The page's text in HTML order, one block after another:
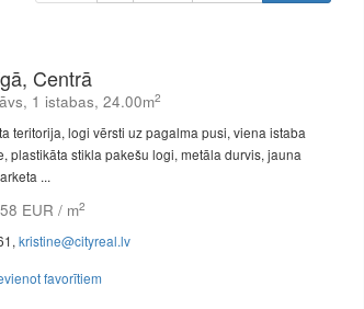
Centrā
1 istabas, 24.00m2
teritorija, logi vērsti uz pagalma pusi, viena istaba
plastikāta stikla pakešu logi, metāla durvis, jauna
...
EUR / m2
kristine@cityreal.lv
favorītiem